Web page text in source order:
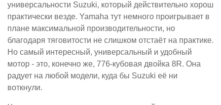
универсальности Suzuki, который действительно хорош
практически везде. Yamaha тут немного проигрывает в
плане максимальной производительности, но
благодаря тяговитости не слишком отстаёт на практике.
Но самый интересный, универсальный и удобный
мотор - это, конечно же, 776-кубовая двойка 8R. Она
радует на любой модели, куда бы Suzuki её ни
воткнули.